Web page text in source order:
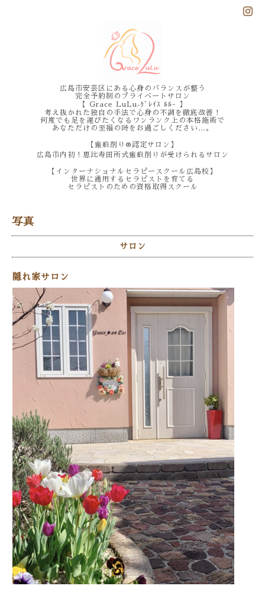
広島市安芸区にある心身のバランスが整う
完全予約制のプライベートサロン
【 Grace LuLu‐ｸﾞﾚｲｽ ﾙﾙ- 】
考え抜かれた独自の手法で心身の不調を徹底改善！
何度でも足を運びたくなるワンランク上の本格施術で
あなただけの至福の時をお過ごしください…。
【瘢痕削り®️認定サロン】
広島市内初！恵比寿田所式瘢痕削りが受けられるサロン
【インターナショナルセラピースクール広島校】
世界に通用するセラピストを育てる
セラピストのための資格取得スクール
写真
サロン
隠れ家サロン